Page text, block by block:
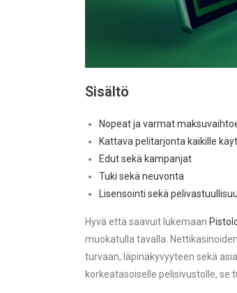
Sisältö
Nopeat ja varmat
Kattava pelitarjonta kaikille
Edut sekä kampanjat
Tuki sekä neuvonta
Lisensointi sekä
Hyvä että saavuit lukemaan
muokatulla tavalla.
turvaan, läpinäkyvyyteen sekä
korkeatasoiselle pelisivustolle, se